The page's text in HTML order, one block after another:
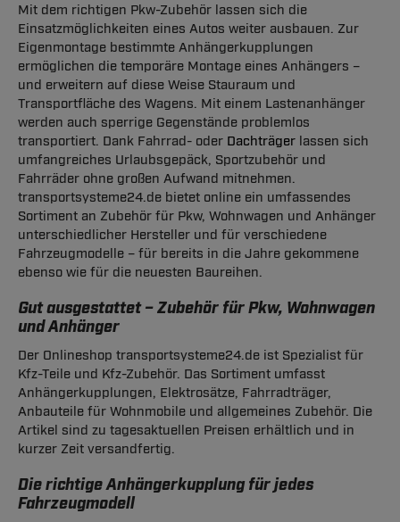
Mit dem richtigen Pkw-Zubehör lassen sich die
Einsatzmöglichkeiten eines Autos weiter ausbauen. Zur
Eigenmontage bestimmte Anhängerkupplungen
ermöglichen die temporäre Montage eines Anhängers –
und erweitern auf diese Weise Stauraum und
Transportfläche des Wagens. Mit einem Lastenanhänger
werden auch sperrige Gegenstände problemlos
transportiert. Dank Fahrrad- oder Dachträger lassen sich
umfangreiches Urlaubsgepäck, Sportzubehör und
Fahrräder ohne großen Aufwand mitnehmen.
transportsysteme24.de bietet online ein umfassendes
Sortiment an Zubehör für Pkw, Wohnwagen und Anhänger
unterschiedlicher Hersteller und für verschiedene
Fahrzeugmodelle – für bereits in die Jahre gekommene
ebenso wie für die neuesten Baureihen.
Gut ausgestattet – Zubehör für Pkw, Wohnwagen
und Anhänger
Der Onlineshop transportsysteme24.de ist Spezialist für
Kfz-Teile und Kfz-Zubehör. Das Sortiment umfasst
Anhängerkupplungen, Elektrosätze, Fahrradträger,
Anbauteile für Wohnmobile und allgemeines Zubehör. Die
Artikel sind zu tagesaktuellen Preisen erhältlich und in
kurzer Zeit versandfertig.
Die richtige Anhängerkupplung für jedes
Fahrzeugmodell